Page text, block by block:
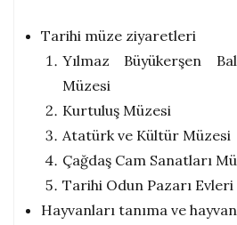
Tarihi müze ziyaretleri
Yılmaz Büyükerşen
Müzesi
Kurtuluş Müzesi
Atatürk ve Kültür Müzesi
Çağdaş Cam Sanatları
Tarihi Odun Pazarı Evleri
Hayvanları tanıma ve